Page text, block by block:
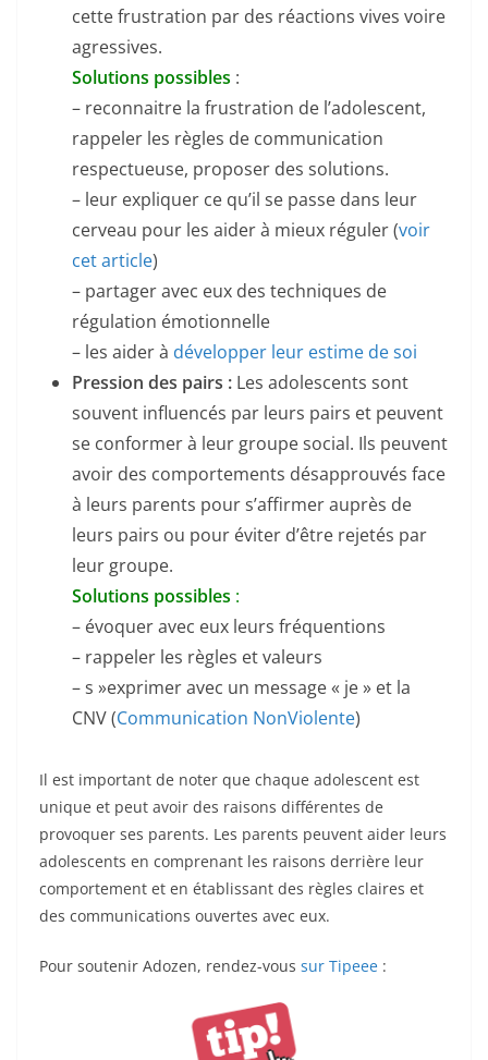
cette frustration par des réactions vives voire
agressives.
Solutions possibles :
– reconnaitre la frustration de l’adolescent,
rappeler les règles de communication
respectueuse, proposer des solutions.
– leur expliquer ce qu’il se passe dans leur
cerveau pour les aider à mieux réguler (voir
cet article)
– partager avec eux des techniques de
régulation émotionnelle
– les aider à développer leur estime de soi
Pression des pairs : Les adolescents sont
souvent influencés par leurs pairs et peuvent
se conformer à leur groupe social. Ils peuvent
avoir des comportements désapprouvés face
à leurs parents pour s’affirmer auprès de
leurs pairs ou pour éviter d’être rejetés par
leur groupe.
Solutions possibles :
– évoquer avec eux leurs fréquentions
– rappeler les règles et valeurs
– s »exprimer avec un message « je » et la
CNV (Communication NonViolente)
Il est important de noter que chaque adolescent est
unique et peut avoir des raisons différentes de
provoquer ses parents. Les parents peuvent aider leurs
adolescents en comprenant les raisons derrière leur
comportement et en établissant des règles claires et
des communications ouvertes avec eux.
Pour soutenir Adozen, rendez-vous sur Tipeee :